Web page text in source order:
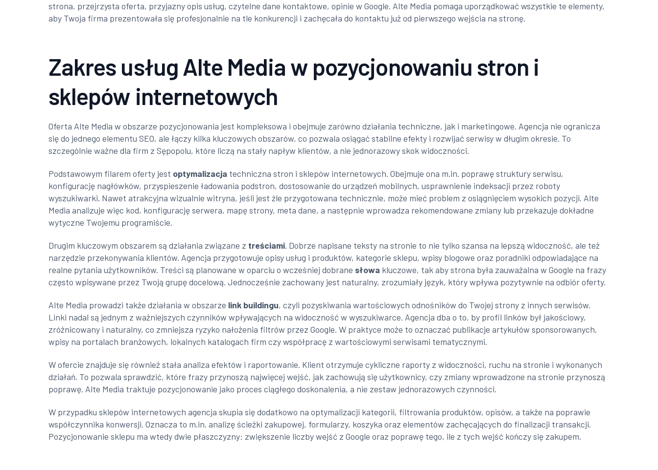
strona, przejrzysta oferta, przyjazny opis usług, czytelne dane kontaktowe, opinie w Google. Alte Media pomaga uporządkować wszystkie te elementy,
aby Twoja firma prezentowała się profesjonalnie na tle konkurencji i zachęcała do kontaktu już od pierwszego wejścia na stronę.
Zakres usług Alte Media w pozycjonowaniu stron i
sklepów internetowych
Oferta Alte Media w obszarze pozycjonowania jest kompleksowa i obejmuje zarówno działania techniczne, jak i marketingowe. Agencja nie ogranicza
się do jednego elementu SEO, ale łączy kilka kluczowych obszarów, co pozwala osiągać stabilne efekty i rozwijać serwisy w długim okresie. To
szczególnie ważne dla firm z Sępopolu, które liczą na stały napływ klientów, a nie jednorazowy skok widoczności.
Podstawowym filarem oferty jest optymalizacja techniczna stron i sklepów internetowych. Obejmuje ona m.in. poprawę struktury serwisu,
konfigurację nagłówków, przyspieszenie ładowania podstron, dostosowanie do urządzeń mobilnych, usprawnienie indeksacji przez roboty
wyszukiwarki. Nawet atrakcyjna wizualnie witryna, jeśli jest źle przygotowana technicznie, może mieć problem z osiągnięciem wysokich pozycji. Alte
Media analizuje więc kod, konfigurację serwera, mapę strony, meta dane, a następnie wprowadza rekomendowane zmiany lub przekazuje dokładne
wytyczne Twojemu programiście.
Drugim kluczowym obszarem są działania związane z treściami. Dobrze napisane teksty na stronie to nie tylko szansa na lepszą widoczność, ale też
narzędzie przekonywania klientów. Agencja przygotowuje opisy usług i produktów, kategorie sklepu, wpisy blogowe oraz poradniki odpowiadające na
realne pytania użytkowników. Treści są planowane w oparciu o wcześniej dobrane słowa kluczowe, tak aby strona była zauważalna w Google na frazy
często wpisywane przez Twoją grupę docelową. Jednocześnie zachowany jest naturalny, zrozumiały język, który wpływa pozytywnie na odbiór oferty.
Alte Media prowadzi także działania w obszarze link buildingu, czyli pozyskiwania wartościowych odnośników do Twojej strony z innych serwisów.
Linki nadal są jednym z ważniejszych czynników wpływających na widoczność w wyszukiwarce. Agencja dba o to, by profil linków był jakościowy,
zróżnicowany i naturalny, co zmniejsza ryzyko nałożenia filtrów przez Google. W praktyce może to oznaczać publikacje artykułów sponsorowanych,
wpisy na portalach branżowych, lokalnych katalogach firm czy współpracę z wartościowymi serwisami tematycznymi.
W ofercie znajduje się również stała analiza efektów i raportowanie. Klient otrzymuje cykliczne raporty z widoczności, ruchu na stronie i wykonanych
działań. To pozwala sprawdzić, które frazy przynoszą najwięcej wejść, jak zachowują się użytkownicy, czy zmiany wprowadzone na stronie przynoszą
poprawę. Alte Media traktuje pozycjonowanie jako proces ciągłego doskonalenia, a nie zestaw jednorazowych czynności.
W przypadku sklepów internetowych agencja skupia się dodatkowo na optymalizacji kategorii, filtrowania produktów, opisów, a także na poprawie
współczynnika konwersji. Oznacza to m.in. analizę ścieżki zakupowej, formularzy, koszyka oraz elementów zachęcających do finalizacji transakcji.
Pozycjonowanie sklepu ma wtedy dwie płaszczyzny: zwiększenie liczby wejść z Google oraz poprawę tego, ile z tych wejść kończy się zakupem.